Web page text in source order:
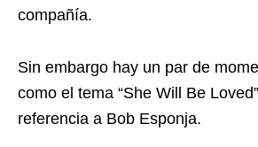
compañía.
Sin embargo hay un par de
como el tema “She Will Be
referencia a Bob Esponja.